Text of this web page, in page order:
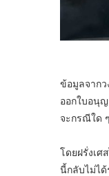
ข้อมูลจากว
ออกใบอนุญ
จะกรณีใด
โดยฝรั่งเศ
นี้กลับไม่ได้